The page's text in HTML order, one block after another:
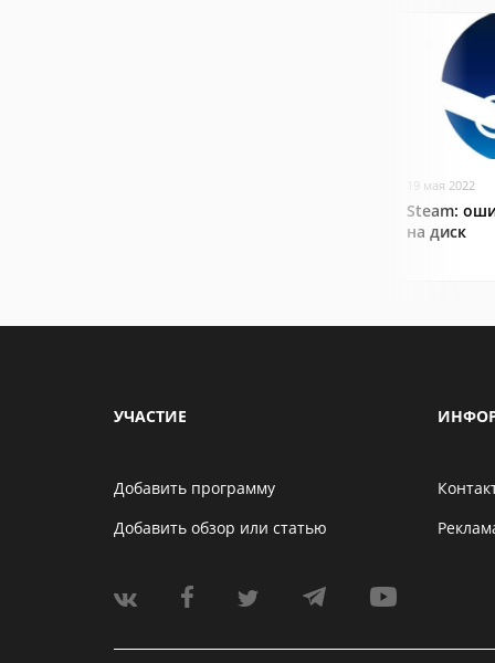
19 мая 2022
Steam:
на диск
УЧАСТИЕ
Добавить программу
Добавить обзор или статью